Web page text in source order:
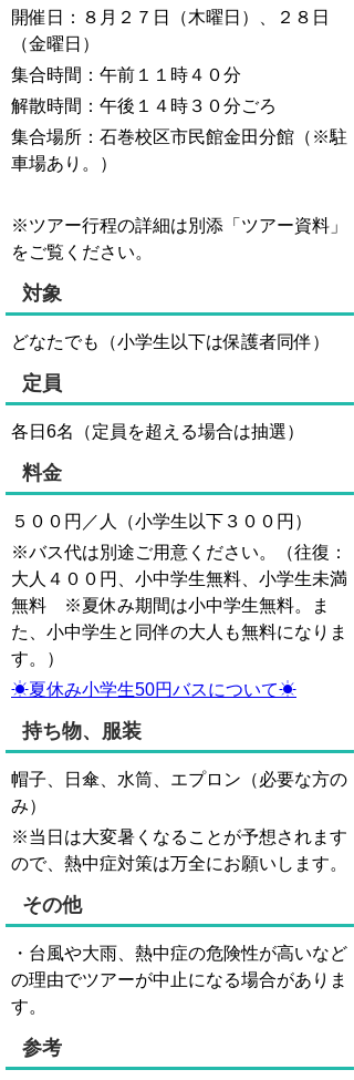
開催日：８月２７日（木曜日）、２８日
（金曜日）
集合時間：午前１１時４０分
解散時間：午後１４時３０分ごろ
集合場所：石巻校区市民館金田分館（※駐
車場あり。）
※ツアー行程の詳細は別添「ツアー資料」
をご覧ください。
対象
どなたでも（小学生以下は保護者同伴）
定員
各日6名（定員を超える場合は抽選）
料金
５００円／人（小学生以下３００円）
※バス代は別途ご用意ください。（往復：
大人４００円、小中学生無料、小学生未満
無料 ※夏休み期間は小中学生無料。ま
た、小中学生と同伴の大人も無料になりま
す。）
☀夏休み小学生50円バスについて☀
持ち物、服装
帽子、日傘、水筒、エプロン（必要な方の
み）
※当日は大変暑くなることが予想されます
ので、熱中症対策は万全にお願いします。
その他
・台風や大雨、熱中症の危険性が高いなど
の理由でツアーが中止になる場合がありま
す。
参考